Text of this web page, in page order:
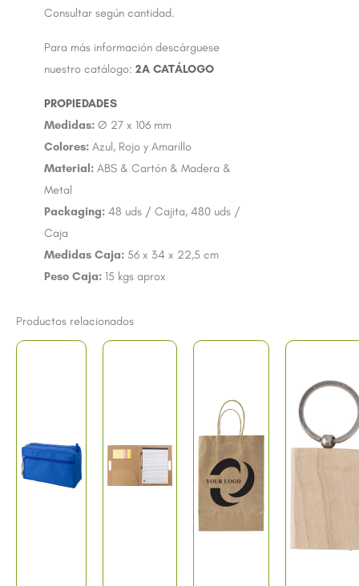
Consultar según cantidad.
Para más información descárguese
nuestro catálogo: 2A CATÁLOGO
Medidas: Ø 27 x 106 mm
Colores: Azul, Rojo y Amarillo
Material: ABS & Cartón & Madera &
Metal
Packaging: 48 uds / Cajita, 480 uds /
Caja
Medidas Caja: 56 x 34 x 22,5 cm
Peso Caja: 15 kgs aprox
Productos relacionados